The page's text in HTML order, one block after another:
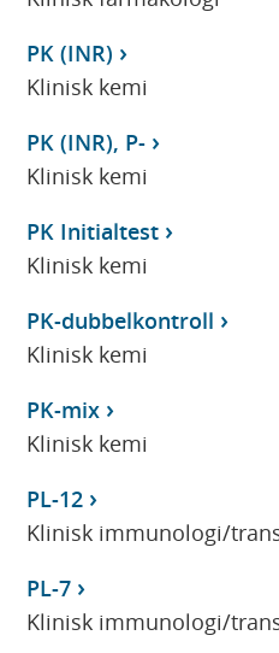
PK (INR)
Klinisk kemi
PK (INR), P-
Klinisk kemi
PK Initialtest
Klinisk kemi
PK-dubbelkontroll
Klinisk kemi
PK-mix
Klinisk kemi
PL-12
Klinisk immunologi/
PL-7
Klinisk immunologi/